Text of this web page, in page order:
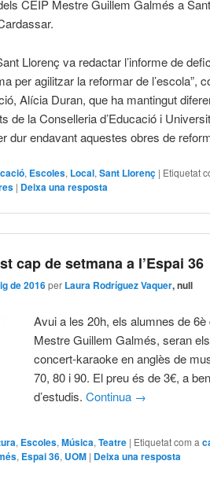
CEIP Mestre Guillem Galmés a
Llorenç va redactar l’informe de
per agilitzar la reformar de l’escola”,
Alícia Duran, que ha mantingut
de la Conselleria d’Educació i
dur endavant aquestes obres de
, Escoles, Local,Sant Llorenç | Etiquetat
| Deixa una resposta
cap de setmana a l’Espai 36
de 2016 per Laura Rodríguez Vaquer, null
Avui a les 20h, els alumnes de 6è
Mestre Guillem Galmés, seran
concert-karaoke en anglès de
70, 80 i 90. El preu és de 3€, a
d’estudis.Continua →
, Escoles,Música,Teatre | Etiquetat com a
, Espai 36, UOM | Deixa una resposta